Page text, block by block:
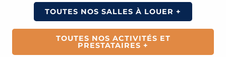
TOUTES NOS SALLES À LOUER +
TOUTES NOS ACTIVITÉS ET
PRESTATAIRES +